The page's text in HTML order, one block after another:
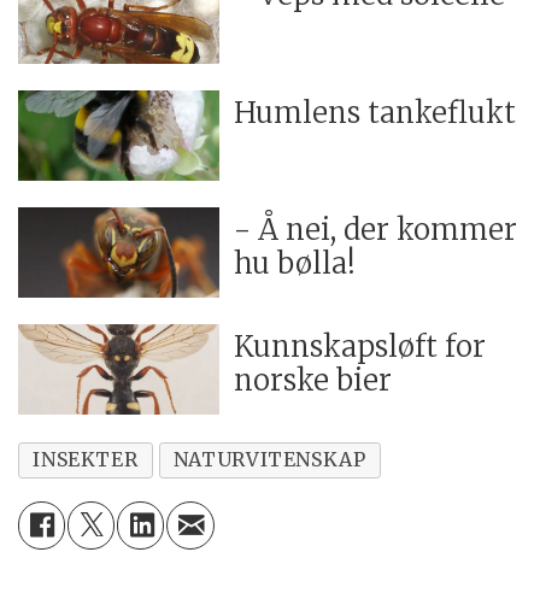
Humlens tankeflukt
- Å nei, der kommer
hu bølla!
Kunnskapsløft for
norske bier
INSEKTER NATURVITENSKAP